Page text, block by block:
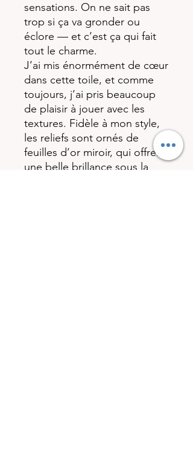
sensations. On ne sait pas
trop si ça va gronder ou
éclore — et c’est ça qui fait
tout le charme.
J’ai mis énormément de cœur
dans cette toile, et comme
toujours, j’ai pris beaucoup
de plaisir à jouer avec les
textures. Fidèle à mon style,
les reliefs sont ornés de
feuilles d’or miroir, qui offrent
une belle brillance sous la